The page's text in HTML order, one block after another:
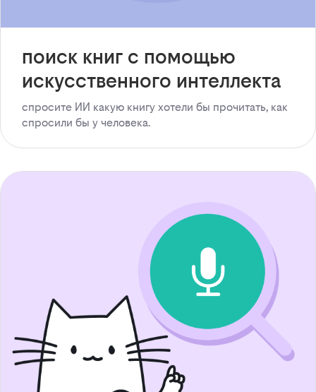
поиск книг с помощью
искусственного интеллекта
спросите ИИ какую книгу хотели бы прочитать, как
спросили бы у человека.